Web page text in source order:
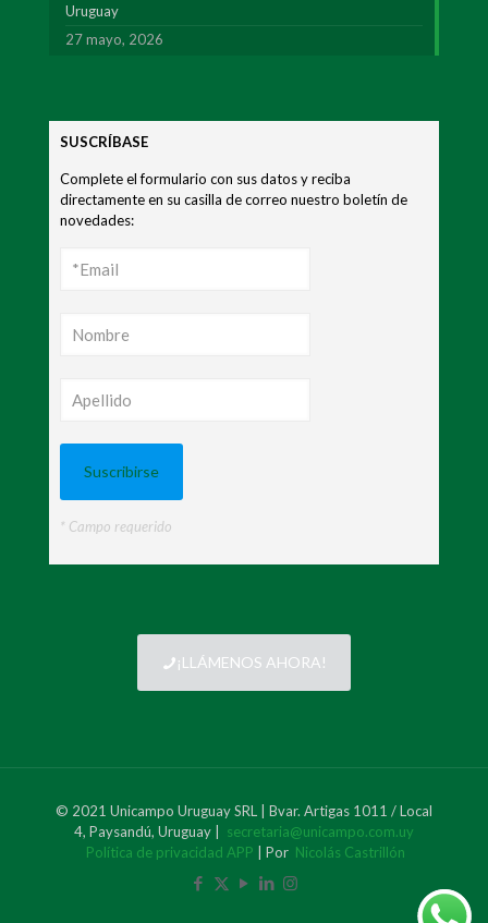
Uruguay
27 mayo, 2026
SUSCRÍBASE
Complete el formulario con sus datos y reciba
directamente en su casilla de correo nuestro boletín de
novedades:
* Campo requerido
¡LLÁMENOS AHORA!
© 2021 Unicampo Uruguay SRL | Bvar. Artigas 1011 / Local
4, Paysandú, Uruguay | secretaria@unicampo.com.uy
Política de privacidad APP | Por Nicolás Castrillón